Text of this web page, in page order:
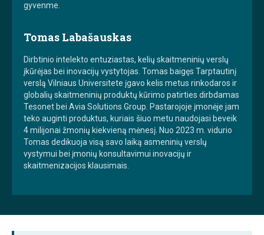
gyvenme.
Tomas Labašauskas
Dirbtinio intelekto entuziastas, kelių skaitmeninių verslų
įkūrėjas bei inovacijų vystytojas. Tomas baigęs Tarptautinį
verslą Vilniaus Universitete įgavo kelis metus rinkodaros ir
globalių skaitmeninių produktų kūrimo patirties dirbdamas
Tesonet bei Avia Solutions Group. Pastarojoje įmonėje jam
teko auginti produktus, kuriais šiuo metu naudojasi beveik
4 milijonai žmonių kiekvieną mėnesį. Nuo 2023 m. vidurio
Tomas dedikuoja visą savo laiką asmeninių verslų
vystymui bei įmonių konsultavimui inovacijų ir
skaitmenizacijos klausimais.